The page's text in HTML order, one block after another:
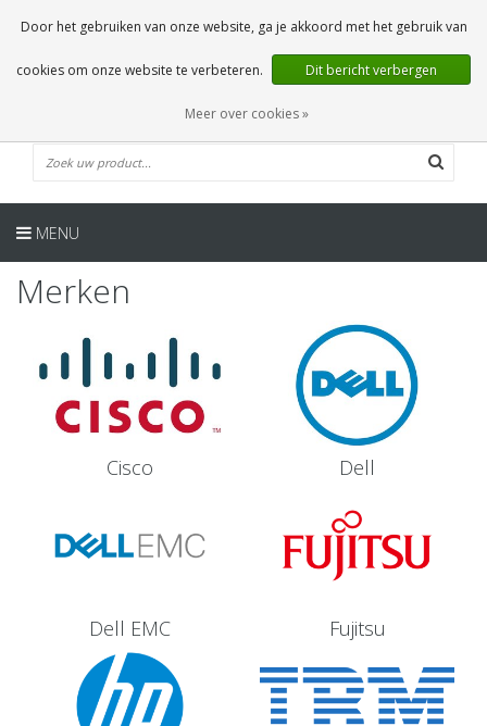
0 Artikelen
NL
MENU
Merken
Cisco Dell
Dell EMC Fujitsu
Door het gebruiken van onze website, ga je akkoord met het gebruik van
cookies om onze website te verbeteren. Dit bericht verbergen
Meer over cookies »